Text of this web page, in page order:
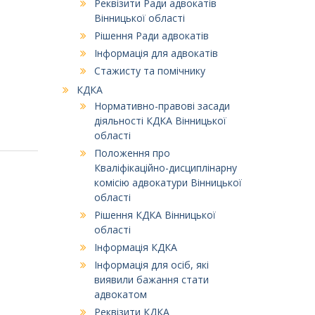
Реквізити Ради адвокатів
Вінницької області
Рішення Ради адвокатів
Інформація для адвокатів
Стажисту та помічнику
КДКА
Нормативно-правові засади
діяльності КДКА Вінницької
області
Положення про
Кваліфікаційно-дисциплінарну
комісію адвокатури Вінницької
області
Рішення КДКА Вінницької
області
Інформація КДКА
Інформація для осіб, які
виявили бажання стати
адвокатом
Реквізити КДКА